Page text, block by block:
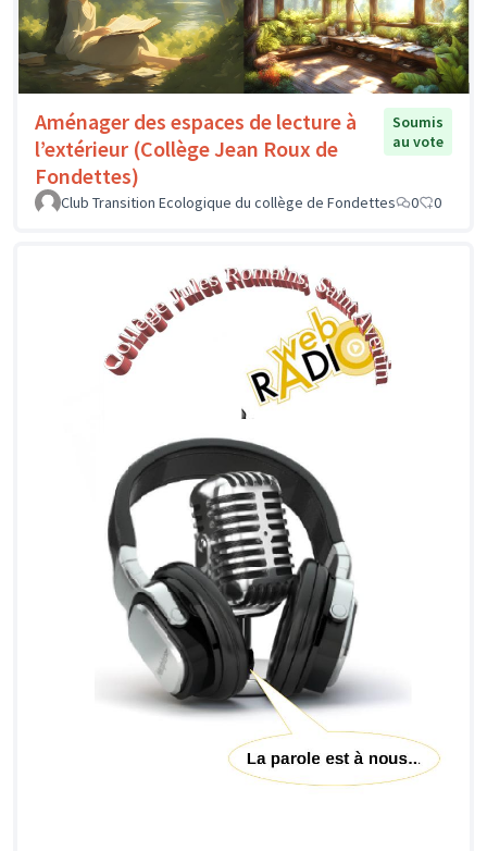
Aménager des espaces de lecture à
l’extérieur (Collège Jean Roux de
Fondettes)
Soumis
au vote
Club Transition Ecologique du collège de Fondettes 0 0